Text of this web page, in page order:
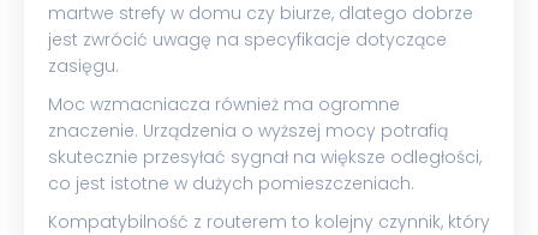
martwe strefy w domu czy biurze, dlatego dobrze
jest zwrócić uwagę na specyfikacje dotyczące
zasięgu.
Moc wzmacniacza również ma ogromne
znaczenie. Urządzenia o wyższej mocy potrafią
skutecznie przesyłać sygnał na większe odległości,
co jest istotne w dużych pomieszczeniach.
Kompatybilność z routerem to kolejny czynnik, który